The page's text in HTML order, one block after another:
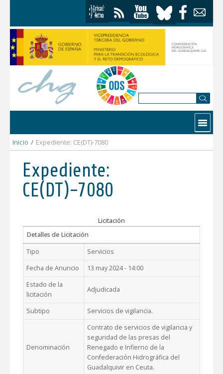
Contactar
Inicio / Expediente: CE(DT)-7080
Expediente:
CE(DT)-7080
Licitación
Detalles de Licitación
Tipo
Servicios
Fecha de Anuncio
13 may 2024 - 14:00
Estado de la
licitación
Adjudicada
Subtipo Servicios de vigilancia.
Denominación
Contrato de servicios de vigilancia y
seguridad de las presas del
Renegado e Infierno de la
Confederación Hidrográfica del
Guadalquivir en Ceuta.